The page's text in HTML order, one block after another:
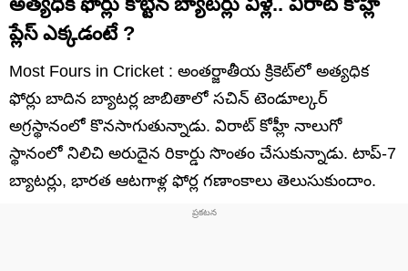
ప్లేస్ ఎక్కడంటే ?
Most Fours in Cricket : అంతర్జాతీయ క్రికెట్‌లో అత్యధిక
ఫోర్లు బాదిన బ్యాటర్ల జాబితాలో సచిన్ టెండూల్కర్
అగ్రస్థానంలో కొనసాగుతున్నాడు. విరాట్ కోహ్లీ నాలుగో
స్థానంలో నిలిచి అరుదైన రికార్డు సొంతం చేసుకున్నాడు. టాప్-7
బ్యాటర్లు, భారత ఆటగాళ్ల ఫోర్ల గణాంకాలు తెలుసుకుందాం.